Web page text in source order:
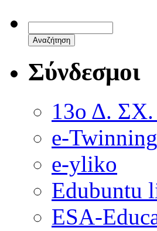
Σύνδεσμοι
13ο Δ.
e-Twinning
e-yliko
Edubuntu
ESA-